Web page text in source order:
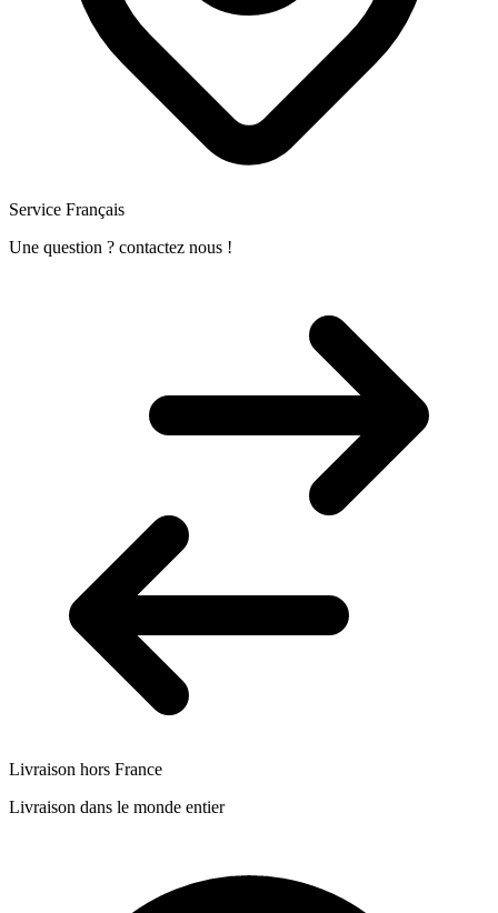
Service Français
Une question ? contactez nous !
Livraison hors France
Livraison dans le monde entier